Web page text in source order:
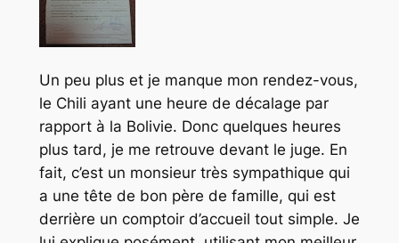
Un peu plus et je manque mon rendez-vous,
le Chili ayant une heure de décalage par
rapport à la Bolivie. Donc quelques heures
plus tard, je me retrouve devant le juge. En
fait, c’est un monsieur très sympathique qui
a une tête de bon père de famille, qui est
derrière un comptoir d’accueil tout simple. Je